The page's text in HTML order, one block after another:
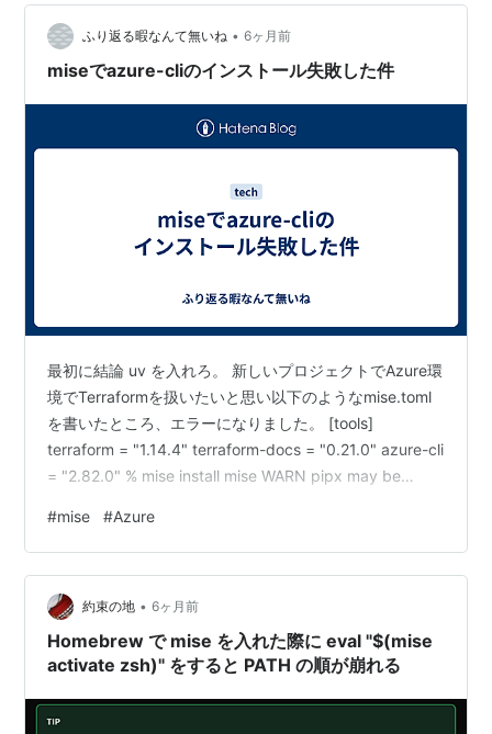
自分で操作する問題もあるらしい。 そこでCLIでの
dotnetやazureの操作に慣れるため、自分のPCにCLIの環
境構築をした。 前提…
ふり返る暇なんて無いね • 6ヶ月前
miseでazure-cliのインストール失敗した件
最初に結論 uv を入れろ。 新しいプロジェクトでAzure環
境でTerraformを扱いたいと思い以下のようなmise.toml
を書いたところ、エラーになりました。 [tools]
terraform = "1.14.4" terraform-docs = "0.21.0" azure-cli
= "2.82.0" % mise install mise WARN pipx may be
with mise, you need to install pipx first: mise use pi…
#mise #Azure
約束の地 • 6ヶ月前
Homebrew で mise を入れた際に eval "$(mise
activate zsh)" をすると PATH の順が崩れる